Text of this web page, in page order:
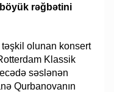
böyük rəğbətini
olunan konsert
Klassik
səslənən
Qurbanovanın